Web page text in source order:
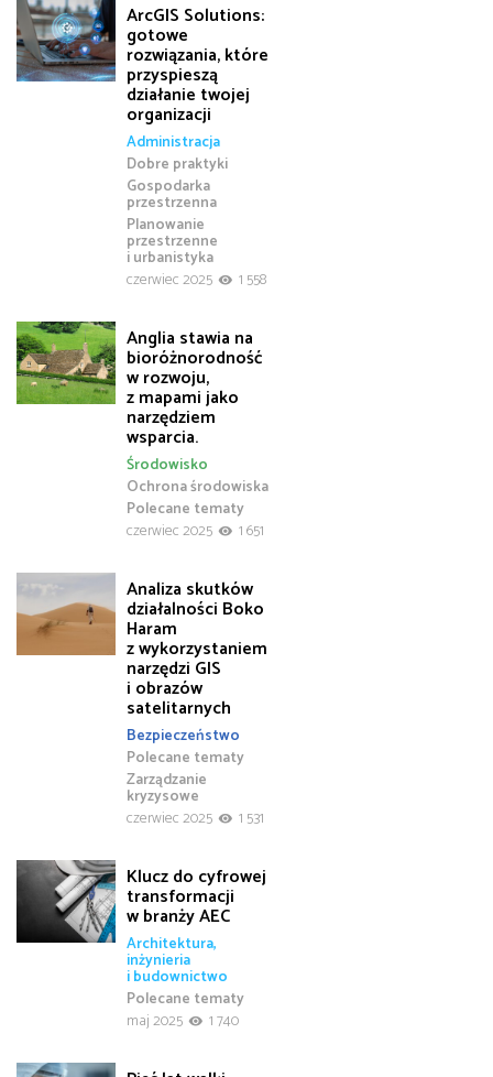
ArcGIS Solutions:
gotowe
rozwiązania, które
przyspieszą
działanie twojej
organizacji
Administracja
Dobre praktyki
Gospodarka
przestrzenna
Planowanie
przestrzenne
i urbanistyka
czerwiec 2025
1 558
Anglia stawia na
bioróżnorodność
w rozwoju,
z mapami jako
narzędziem
wsparcia.
Ochrona środowiska
Polecane tematy
Środowisko
czerwiec 2025 1 651
Analiza skutków
działalności Boko
Haram
z wykorzystaniem
narzędzi GIS
i obrazów
satelitarnych
Bezpieczeństwo
Polecane tematy
Zarządzanie
kryzysowe
czerwiec 2025
1 531
Klucz do cyfrowej
transformacji
w branży AEC
Architektura,
inżynieria
i budownictwo
Polecane tematy
maj 2025
1 740